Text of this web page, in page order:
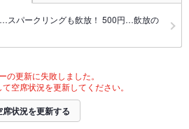
スパークリングも飲放！ 500円…飲放の
の更新に失敗しました。
空席状況を更新してください。
席状況を更新する